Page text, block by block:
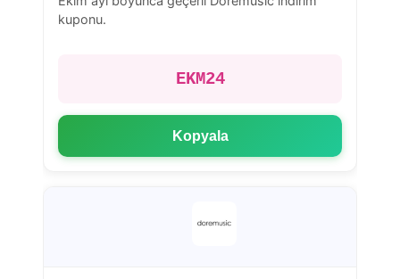
kuponu.
EKM24
Kopyala